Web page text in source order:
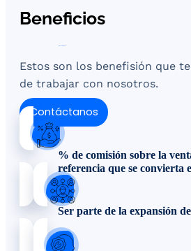
Beneficios
Estos son los benefisión que
de trabajar con nosotros.
Contáctanos
% de comisión sobre la
referencia que se convierta
Ser parte de la expansión